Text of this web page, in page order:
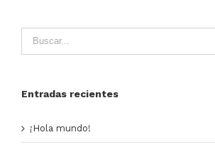
Entradas recientes
¡Hola mundo!